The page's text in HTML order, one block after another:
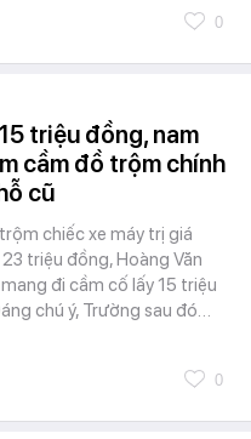
0
triệu đồng, nam
cầm đồ trộm chính
cũ
chiếc xe máy trị giá
triệu đồng, Hoàng Văn
đi cầm cố lấy 15 triệu
chú ý, Trường sau đó…
0